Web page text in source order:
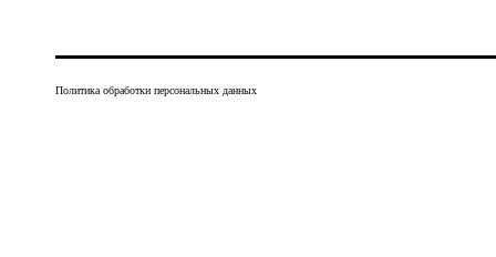
Политика обработки персональных данных